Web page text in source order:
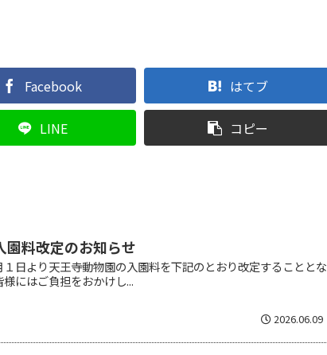
Facebook はてブ
LINE コピー
園料改定のお知らせ
日より天王寺動物園の入園料を下記のとおり改定することとな
にはご負担をおかけし...
2026.06.09